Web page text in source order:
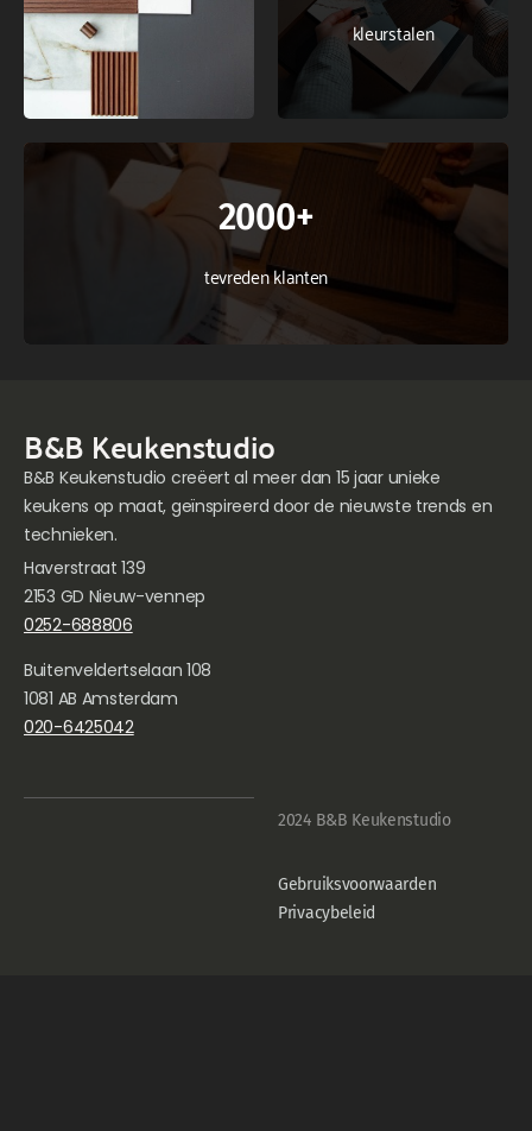
kleurstalen
2000+
tevreden klanten
B&B Keukenstudio
B&B Keukenstudio creëert al meer dan 15 jaar unieke
keukens op maat, geïnspireerd door de nieuwste trends en
technieken.
Haverstraat 139
2153 GD Nieuw-vennep
0252-688806
Buitenveldertselaan 108
1081 AB Amsterdam
020-6425042
Gebruiksvoorwaarden
Privacybeleid
2024 B&B Keukenstudio